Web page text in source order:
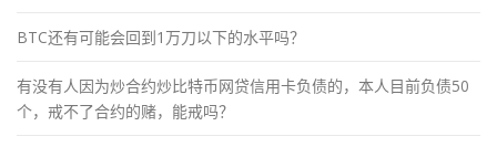
BTC还有可能会回到1万刀以下的水平吗？
有没有人因为炒合约炒比特币网贷信用卡负债的，本人目前负债50
个，戒不了合约的赌，能戒吗？